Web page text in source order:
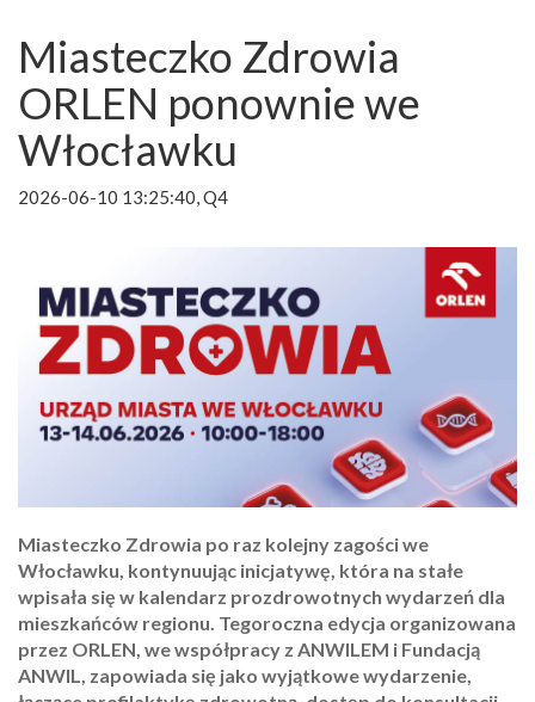
Miasteczko Zdrowia
ORLEN ponownie we
Włocławku
2026-06-10 13:25:40, Q4
Miasteczko Zdrowia po raz kolejny zagości we
Włocławku, kontynuując inicjatywę, która na stałe
wpisała się w kalendarz prozdrowotnych wydarzeń dla
mieszkańców regionu. Tegoroczna edycja organizowana
przez ORLEN, we współpracy z ANWILEM i Fundacją
ANWIL, zapowiada się jako wyjątkowe wydarzenie,